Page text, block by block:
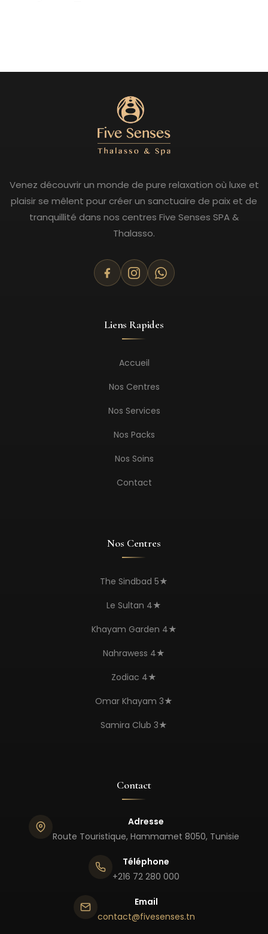
Venez découvrir un monde de pure relaxation où luxe et
plaisir se mêlent pour créer un sanctuaire de paix et de
tranquillité dans nos centres Five Senses SPA &
Thalasso.
Liens Rapides
Accueil
Nos Centres
Nos Services
Nos Packs
Nos Soins
Contact
Nos Centres
The Sindbad 5★
Le Sultan 4★
Khayam Garden 4★
Nahrawess 4★
Zodiac 4★
Omar Khayam 3★
Samira Club 3★
Contact
Adresse
Route Touristique, Hammamet 8050, Tunisie
Téléphone
+216 72 280 000
Email
contact@fivesenses.tn